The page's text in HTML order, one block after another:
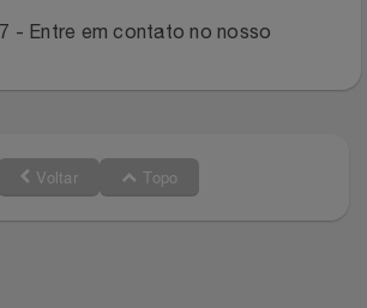
- Entre em contato no nosso
Voltar Topo